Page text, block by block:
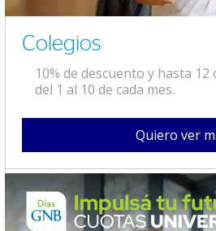
Colegios
10% de descuento y hasta
del 1 al 10 de cada mes.
Quiero ver